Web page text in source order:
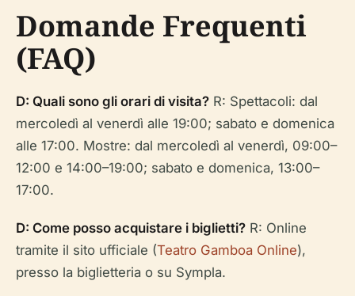
Domande Frequenti
(FAQ)
D: Quali sono gli orari di visita? R: Spettacoli: dal
mercoledì al venerdì alle 19:00; sabato e domenica
alle 17:00. Mostre: dal mercoledì al venerdì, 09:00–
12:00 e 14:00–19:00; sabato e domenica, 13:00–
17:00.
D: Come posso acquistare i biglietti? R: Online
tramite il sito ufficiale (Teatro Gamboa Online),
presso la biglietteria o su Sympla.